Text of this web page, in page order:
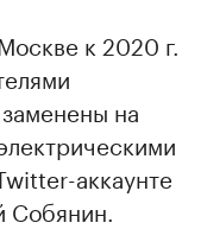
к 2020 г.
на
аккаунте
Собянин.